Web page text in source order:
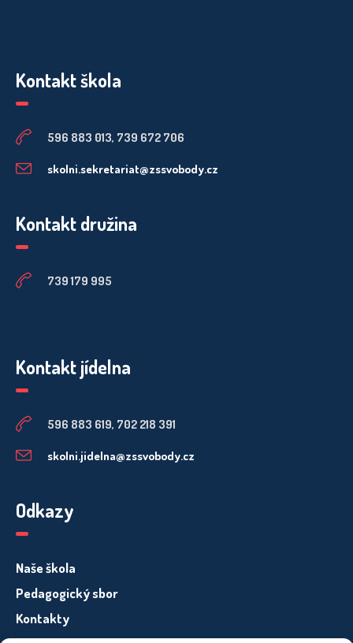
Kontakt škola
596 883 013, 739 672 706
skolni.sekretariat@zssvobody.cz
Kontakt družina
739 179 995
Kontakt jídelna
596 883 619, 702 218 391
skolni.jidelna@zssvobody.cz
Odkazy
Naše škola
Pedagogický sbor
Kontakty